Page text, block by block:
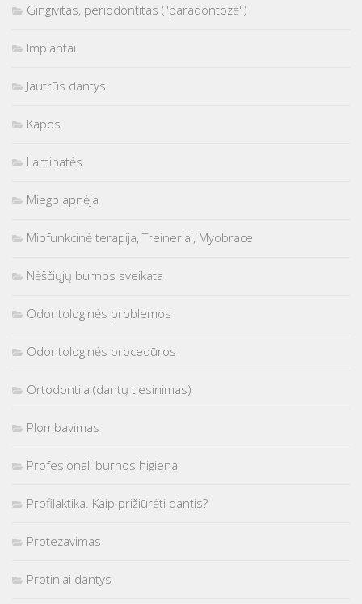
Gingivitas, periodontitas ("paradontozė")
Implantai
Jautrūs dantys
Kapos
Laminatės
Miego apnėja
Miofunkcinė terapija, Treineriai, Myobrace
Nėščiųjų burnos sveikata
Odontologinės problemos
Odontologinės procedūros
Ortodontija (dantų tiesinimas)
Plombavimas
Profesionali burnos higiena
Profilaktika. Kaip prižiūrėti dantis?
Protezavimas
Protiniai dantys